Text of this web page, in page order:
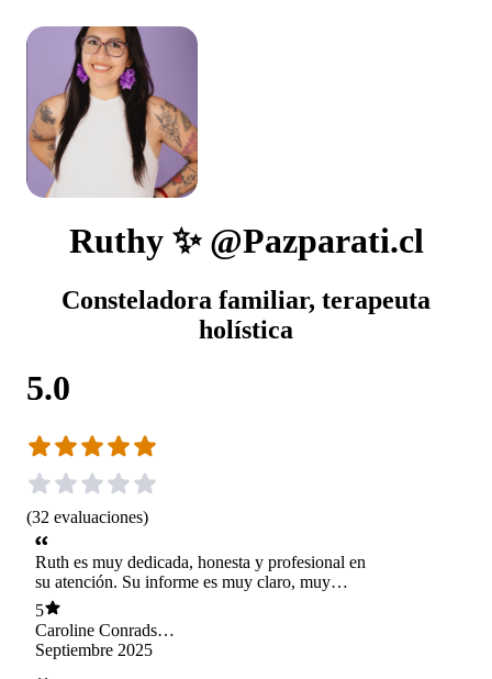
Ruthy ✨ @Pazparati.cl
Consteladora familiar, terapeuta
holística
5.0
(32 evaluaciones)
Ruth es muy dedicada, honesta y profesional en
su atención. Su informe es muy claro, muy
certero y asertivo. Ya he tomado 3 limpiezas
energéticas para mi familia y todo ha marchado
excelente.
5
Caroline Conrads
Rubilar
Septiembre 2025